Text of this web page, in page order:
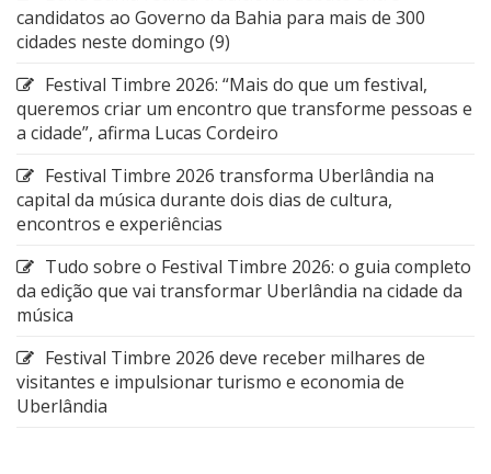
candidatos ao Governo da Bahia para mais de 300
cidades neste domingo (9)
Festival Timbre 2026: “Mais do que um festival,
queremos criar um encontro que transforme pessoas e
a cidade”, afirma Lucas Cordeiro
Festival Timbre 2026 transforma Uberlândia na
capital da música durante dois dias de cultura,
encontros e experiências
Tudo sobre o Festival Timbre 2026: o guia completo
da edição que vai transformar Uberlândia na cidade da
música
Festival Timbre 2026 deve receber milhares de
visitantes e impulsionar turismo e economia de
Uberlândia